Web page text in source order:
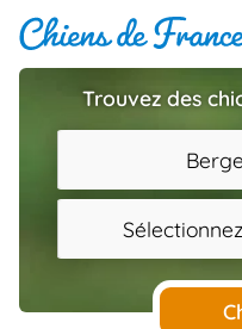
Chiots
Éleveurs
Étalons
Trouvez des